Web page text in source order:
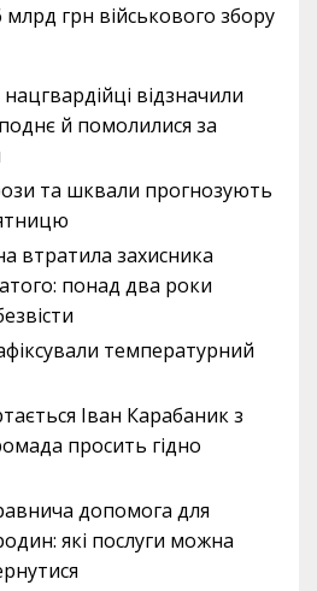
грн військового збору
відзначили
й помолилися за
та шквали прогнозують
втратила захисника
понад два роки
температурний
Іван Карабаник з
просить гідно
допомога для
які послуги можна